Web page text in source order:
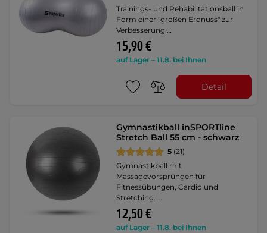
Trainings- und Rehabilitationsball in
Form einer "großen Erdnuss" zur
Verbesserung …
15,90 €
auf Lager – 11.8. bei Ihnen
Detail
Gymnastikball inSPORTline
Stretch Ball 55 cm - schwarz
5 (21)
Gymnastikball mit
Massagevorsprüngen für
Fitnessübungen, Cardio und
Stretching. …
12,50 €
auf Lager – 11.8. bei Ihnen